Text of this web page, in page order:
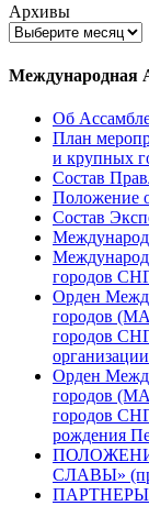
Архивы
Международная
Об
План
и крупных
Состав
Положение
Состав
городов
Орден
городов
городов
организации
Орден
городов
городов
рождения
СЛАВЫ»